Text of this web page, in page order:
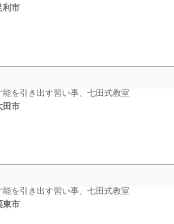
利市
能を引き出す習い事、七田式教室
田市
能を引き出す習い事、七田式教室
東市